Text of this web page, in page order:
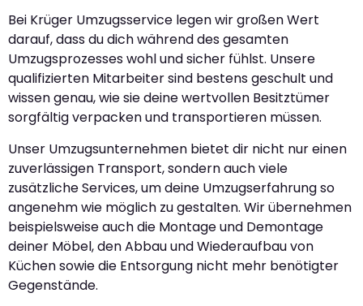
Bei Krüger Umzugsservice legen wir großen Wert
darauf, dass du dich während des gesamten
Umzugsprozesses wohl und sicher fühlst. Unsere
qualifizierten Mitarbeiter sind bestens geschult und
wissen genau, wie sie deine wertvollen Besitztümer
sorgfältig verpacken und transportieren müssen.
Unser Umzugsunternehmen bietet dir nicht nur einen
zuverlässigen Transport, sondern auch viele
zusätzliche Services, um deine Umzugserfahrung so
angenehm wie möglich zu gestalten. Wir übernehmen
beispielsweise auch die Montage und Demontage
deiner Möbel, den Abbau und Wiederaufbau von
Küchen sowie die Entsorgung nicht mehr benötigter
Gegenstände.